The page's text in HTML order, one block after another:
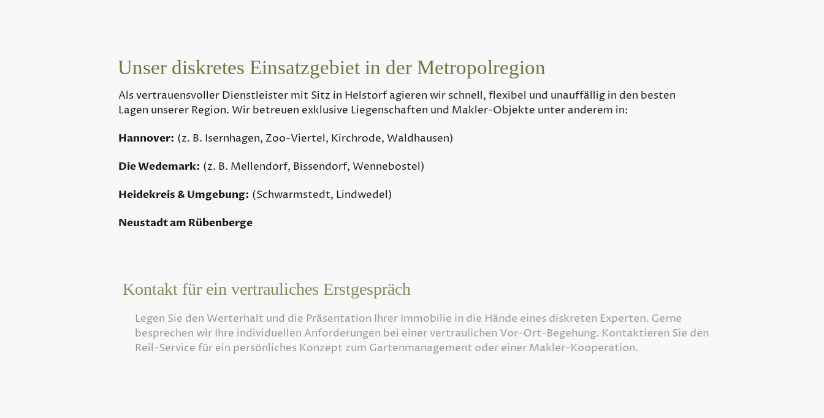
Unser diskretes Einsatzgebiet in der Metropolregion
Als vertrauensvoller Dienstleister mit Sitz in Helstorf agieren wir schnell, flexibel und unauffällig in den besten
Lagen unserer Region. Wir betreuen exklusive Liegenschaften und Makler-Objekte unter anderem in:
Hannover: (z. B. Isernhagen, Zoo-Viertel, Kirchrode, Waldhausen)
Die Wedemark: (z. B. Mellendorf, Bissendorf, Wennebostel)
Heidekreis & Umgebung: (Schwarmstedt, Lindwedel)
Neustadt am Rübenberge
Kontakt für ein vertrauliches Erstgespräch
Legen Sie den Werterhalt und die Präsentation Ihrer Immobilie in die Hände eines diskreten Experten. Gerne
besprechen wir Ihre individuellen Anforderungen bei einer vertraulichen Vor-Ort-Begehung. Kontaktieren Sie den
Reil-Service für ein persönliches Konzept zum Gartenmanagement oder einer Makler-Kooperation.